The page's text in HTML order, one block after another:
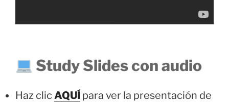
Study Slides con audio
Haz clic AQUÍ para ver la presentación de